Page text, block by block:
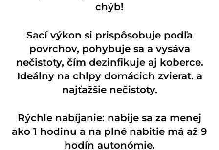
chýb!
Sací výkon si prispôsobuje podľa
povrchov, pohybuje sa a vysáva
nečistoty, čím dezinfikuje aj koberce.
Ideálny na chlpy domácich zvierat. a
najťažšie nečistoty.
Rýchle nabíjanie: nabije sa za menej
ako 1 hodinu a na plné nabitie má až 9
hodín autonómie.